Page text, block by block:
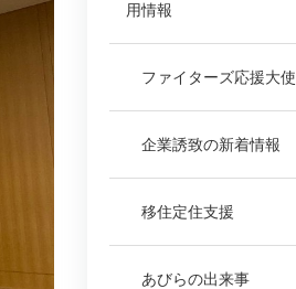
用情報
ファイターズ応援大使
企業誘致の新着情報
移住定住支援
あびらの出来事